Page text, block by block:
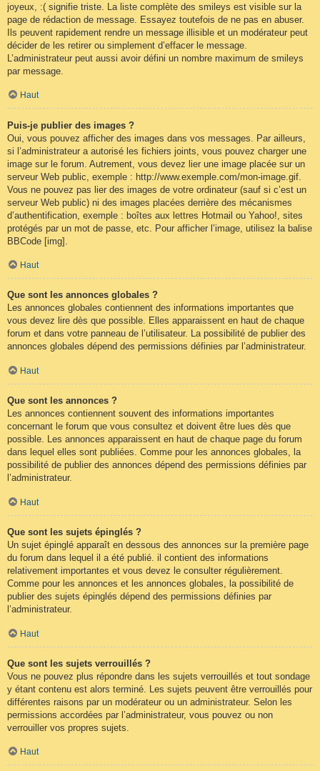
joyeux, :( signifie triste. La liste complète des smileys est visible sur la
page de rédaction de message. Essayez toutefois de ne pas en abuser.
Ils peuvent rapidement rendre un message illisible et un modérateur peut
décider de les retirer ou simplement d’effacer le message.
L’administrateur peut aussi avoir défini un nombre maximum de smileys
par message.
Haut
Puis-je publier des images ?
Oui, vous pouvez afficher des images dans vos messages. Par ailleurs,
si l’administrateur a autorisé les fichiers joints, vous pouvez charger une
image sur le forum. Autrement, vous devez lier une image placée sur un
serveur Web public, exemple : http://www.exemple.com/mon-image.gif.
Vous ne pouvez pas lier des images de votre ordinateur (sauf si c’est un
serveur Web public) ni des images placées derrière des mécanismes
d’authentification, exemple : boîtes aux lettres Hotmail ou Yahoo!, sites
protégés par un mot de passe, etc. Pour afficher l’image, utilisez la balise
BBCode [img].
Haut
Que sont les annonces globales ?
Les annonces globales contiennent des informations importantes que
vous devez lire dès que possible. Elles apparaissent en haut de chaque
forum et dans votre panneau de l’utilisateur. La possibilité de publier des
annonces globales dépend des permissions définies par l’administrateur.
Haut
Que sont les annonces ?
Les annonces contiennent souvent des informations importantes
concernant le forum que vous consultez et doivent être lues dès que
possible. Les annonces apparaissent en haut de chaque page du forum
dans lequel elles sont publiées. Comme pour les annonces globales, la
possibilité de publier des annonces dépend des permissions définies par
l’administrateur.
Haut
Que sont les sujets épinglés ?
Un sujet épinglé apparaît en dessous des annonces sur la première page
du forum dans lequel il a été publié. il contient des informations
relativement importantes et vous devez le consulter régulièrement.
Comme pour les annonces et les annonces globales, la possibilité de
publier des sujets épinglés dépend des permissions définies par
l’administrateur.
Haut
Que sont les sujets verrouillés ?
Vous ne pouvez plus répondre dans les sujets verrouillés et tout sondage
y étant contenu est alors terminé. Les sujets peuvent être verrouillés pour
différentes raisons par un modérateur ou un administrateur. Selon les
permissions accordées par l’administrateur, vous pouvez ou non
verrouiller vos propres sujets.
Haut